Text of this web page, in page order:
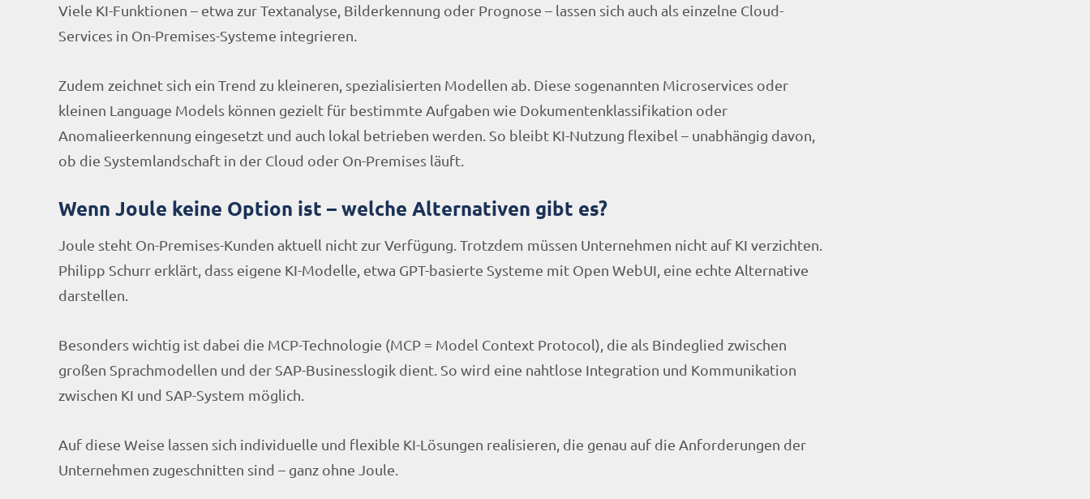
Viele KI-Funktionen – etwa zur Textanalyse, Bilderkennung oder Prognose – lassen sich auch als einzelne Cloud-
Services in On-Premises-Systeme integrieren.
Zudem zeichnet sich ein Trend zu kleineren, spezialisierten Modellen ab. Diese sogenannten Microservices oder
kleinen Language Models können gezielt für bestimmte Aufgaben wie Dokumentenklassifikation oder
Anomalieerkennung eingesetzt und auch lokal betrieben werden. So bleibt KI-Nutzung flexibel – unabhängig davon,
ob die Systemlandschaft in der Cloud oder On-Premises läuft.
Wenn Joule keine Option ist – welche Alternativen gibt es?
Joule steht On-Premises-Kunden aktuell nicht zur Verfügung. Trotzdem müssen Unternehmen nicht auf KI verzichten.
Philipp Schurr erklärt, dass eigene KI-Modelle, etwa GPT-basierte Systeme mit Open WebUI, eine echte Alternative
darstellen.
Besonders wichtig ist dabei die MCP-Technologie (MCP = Model Context Protocol), die als Bindeglied zwischen
großen Sprachmodellen und der SAP-Businesslogik dient. So wird eine nahtlose Integration und Kommunikation
zwischen KI und SAP-System möglich.
Auf diese Weise lassen sich individuelle und flexible KI-Lösungen realisieren, die genau auf die Anforderungen der
Unternehmen zugeschnitten sind – ganz ohne Joule.